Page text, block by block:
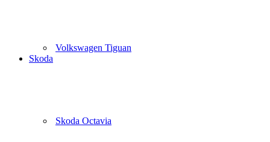
Volkswagen Tiguan
Skoda
Skoda Octavia